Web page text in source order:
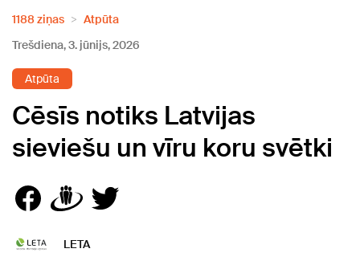
1188 ziņas
Atpūta
Trešdiena, 3. jūnijs, 2026
Atpūta
Cēsīs notiks Latvijas
sieviešu un vīru koru svētki
LETA